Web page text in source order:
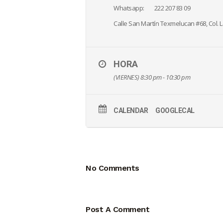
Whatsapp: 222 207 83 09
Calle San Martín Texmelucan #68, Col.
HORA
(VIERNES) 8:30 pm - 10:30 pm
CALENDAR GOOGLECAL
No Comments
Post A Comment